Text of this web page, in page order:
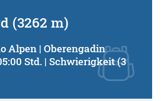
(3262 m)
Alpen | Oberengadin
Std. | Schwierigkeit (3